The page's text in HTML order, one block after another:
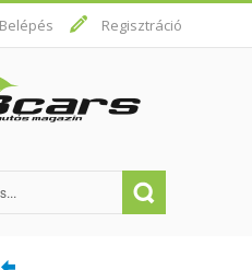
Belépés Regisztráció